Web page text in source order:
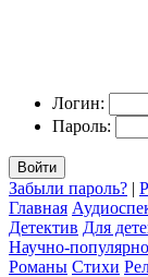
Логин:
Пароль:
Войти
Забыли пароль? |
Главная
Детектив Для
Научно-
Романы Стихи